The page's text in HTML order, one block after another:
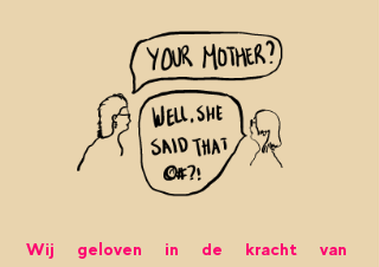
Wij geloven in de kracht van